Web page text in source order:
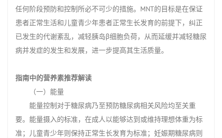
任何阶段预防和控制所必不可少的措施。MNT的目标是在保证
患者正常生活和儿童青少年患者正常生长发育的前提下，纠正
已发生的代谢紊乱，减轻胰岛β细胞负荷，从而延缓并减轻糖尿
病并发症的发生和发展，进一步提高其生活质量。
指南中的营养素推荐解读
（一）能量
能量控制对于糖尿病乃至预防糖尿病相关风险均至关重
要。能量摄入的标准，在成人以能够达到或维持理想体重为标
准；儿童青少年则保持正常生长发育为标准；妊娠期糖尿病则